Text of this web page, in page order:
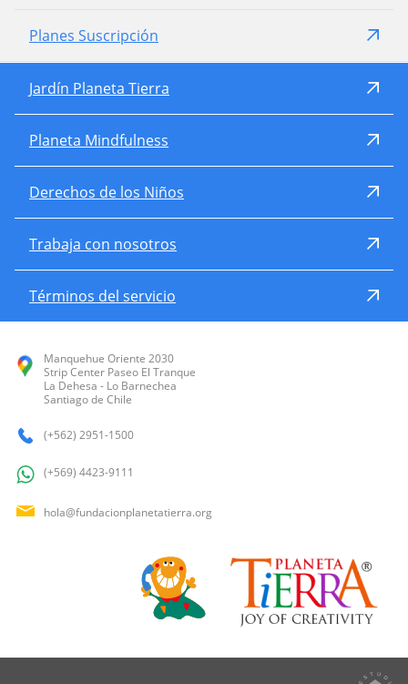
Planes Suscripción
Jardín Planeta Tierra
Planeta Mindfulness
Derechos de los Niños
Trabaja con nosotros
Términos del servicio
Manquehue Oriente 2030
Strip Center Paseo El Tranque
La Dehesa - Lo Barnechea
Santiago de Chile
(+562) 2951-1500
(+569) 4423-9111
hola@fundacionplanetatierra.org